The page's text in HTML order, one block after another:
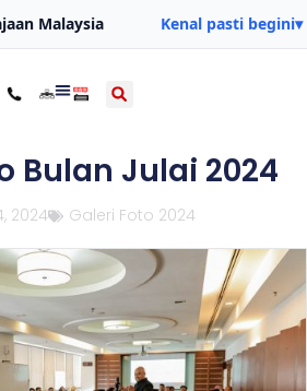
Malaysia Kenal pasti begini▾
Bulan Julai 2024
2024 Galeri Foto 2024